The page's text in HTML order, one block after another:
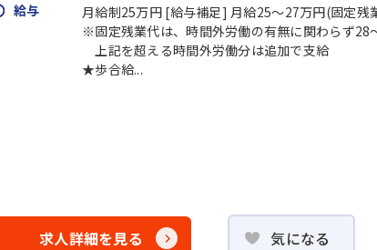
給与
月給制25万円 [給与補足] 月給25～27万円(固定
※固定残業代は、時間外労働の有無に関わらず28
上記を超える時間外労働分は追加で支給
★歩合給...
求人詳細を見る 気になる